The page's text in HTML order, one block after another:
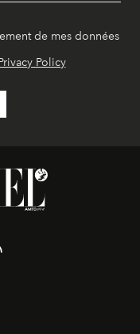
de mes données
Policy